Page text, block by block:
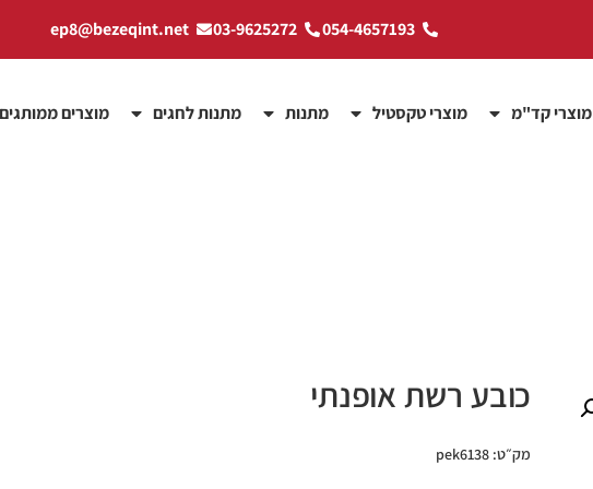
054-4657193
03-9625272
ep8@bezeqint.net
מוצרי קד"מ מוצרי טקסטיל מתנות מתנות לחגים מוצרים ממותגים
כובע רשת אופנתי
מק״ט: pek6138